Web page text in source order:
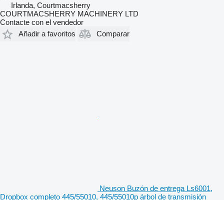
Irlanda, Courtmacsherry
COURTMACSHERRY MACHINERY LTD
Contacte con el vendedor
Añadir a favoritos
Comparar
Neuson Buzón de entrega Ls6001,
Dropbox completo 445/55010, 445/55010p árbol de transmisión